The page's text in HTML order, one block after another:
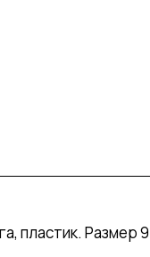
пластик. Размер